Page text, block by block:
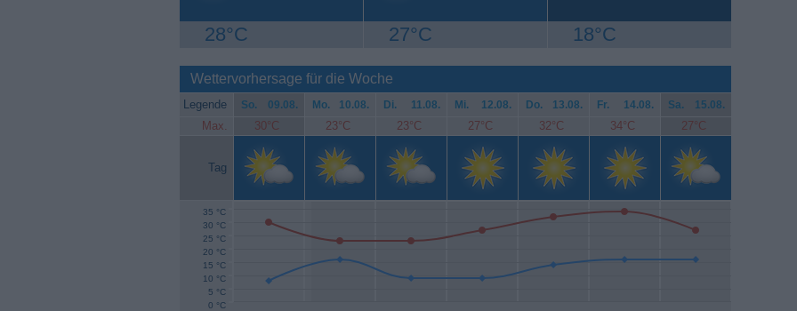
28°C 27°C 18°C
Wettervorhersage für die Woche
Legende So. 09.08. Mo. 10.08. Di. 11.08. Mi. 12.08. Do. 13.08. Fr. 14.08. Sa. 15.08.
Max. 30°C 23°C 23°C 27°C 32°C 34°C 27°C
Tag
0 °C
5 °C
10 °C
15 °C
20 °C
25 °C
30 °C
35 °C